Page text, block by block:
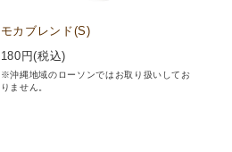
モカブレンド(S)
180 円(税込)
※沖縄地域のローソンではお取り扱いしてお
りません。